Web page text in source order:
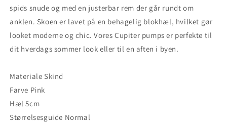
spids snude og med en justerbar rem der går rundt om
anklen. Skoen er lavet på en behagelig blokhæl, hvilket gør
looket moderne og chic. Vores Cupiter pumps er perfekte til
dit hverdags sommer look eller til en aften i byen.
Materiale Skind
Farve Pink
Hæl 5cm
Størrelsesguide Normal